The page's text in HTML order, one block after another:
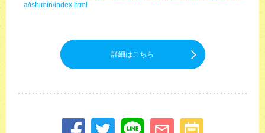
a/ishimin/index.html
詳細はこちら